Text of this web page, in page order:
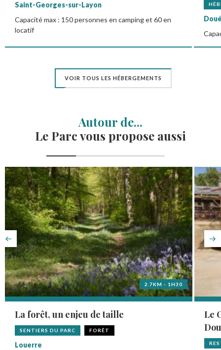
Saint-Georges-sur-Layon
Capacité max : 150 personnes en camping et 60 en
locatif
VOIR TOUS LES HÉBERGEMENTS
Autour de...
Le Parc vous propose aussi
2.7KM - 1H30
La forêt, un enjeu de taille
SENTIERS DU PARC FORÊT
Louerre
Le